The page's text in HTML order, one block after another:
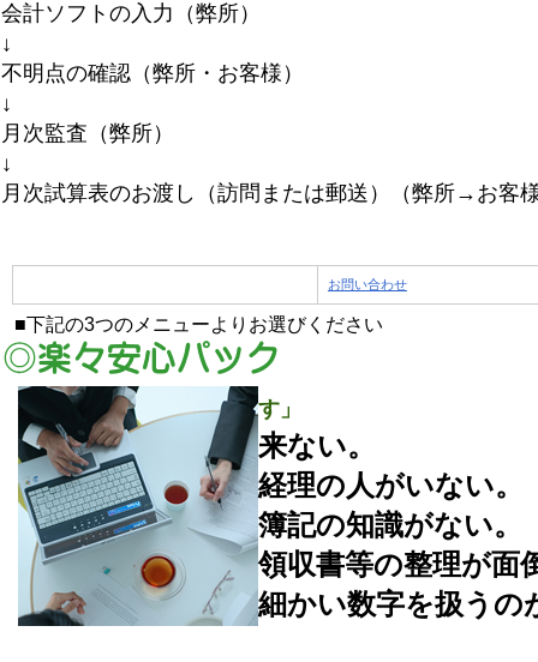
会計ソフトの入力（弊所）
↓
不明点の確認（弊所・お客様）
↓
月次監査（弊所）
↓
月次試算表のお渡し（訪問または郵送）（弊所→お客
お問い合わせ
■下記の3つのメニューよりお選びください
す」
来ない。
経理の人がいない。
簿記の知識がない。
領収書等の整理が面
細かい数字を扱うの